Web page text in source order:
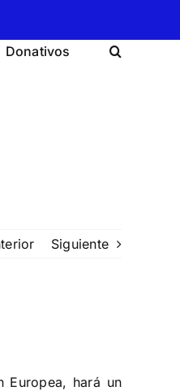
Donativos
Siguiente
Europea, hará un